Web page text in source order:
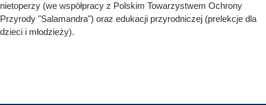
nietoperzy (we współpracy z Polskim Towarzystwem Ochrony
Przyrody "Salamandra") oraz edukacji przyrodniczej (prelekcje dla
dzieci i młodzieży).